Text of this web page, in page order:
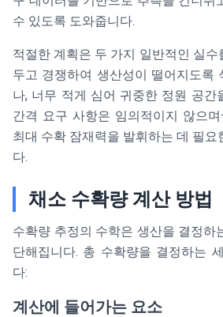
수 있도록 도와줍니다.
적절한 계획은 두 가지 일반적인 실수
두고 경쟁하여 생산성이 떨어지도록
나, 너무 적게 심어 귀중한 정원 공간
간격 요구 사항은 임의적이지 않으
최대 수확 잠재력을 발휘하는 데 필요
다.
채소 수확량 계산 방법
수확량 추정의 수학은 생산을 결정하
단해집니다. 총 수확량을 결정하는
다:
계산에 들어가는 요소